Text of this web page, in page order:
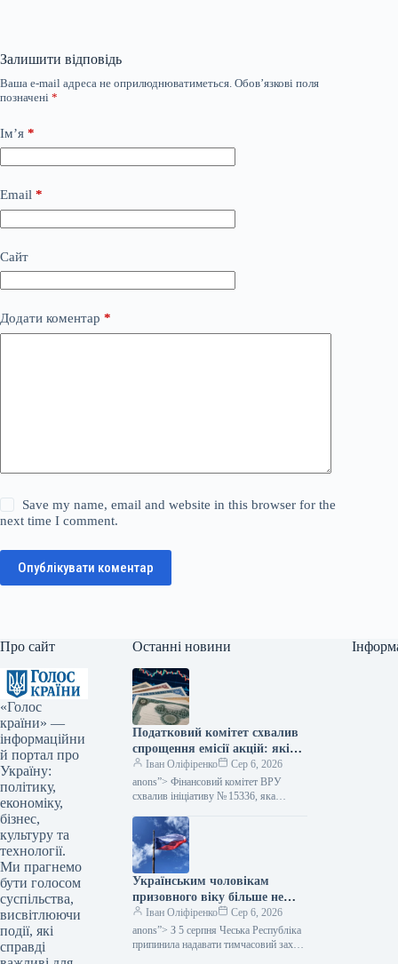
Залишити відповідь
Ваша e-mail адреса не оприлюднюватиметься. Обов’язкові поля
позначені *
Ім’я *
Email *
Сайт
Додати коментар *
Save my name, email and website in this browser for the
next time I comment.
Опублікувати коментар
Про сайт
«Голос
країни» —
інформаційни
й портал про
Україну:
політику,
економіку,
бізнес,
культуру та
технології.
Ми прагнемо
бути голосом
суспільства,
висвітлюючи
події, які
справді
Останні новини
Податковий комітет схвалив
спрощення емісії акцій: які
зміни очікуються — Мінфін
Іван Оліфіренко
Сер 6, 2026
anons”> Фінансовий комітет ВРУ
схвалив ініціативу № 15336, яка
цінних паперів. Цей акт покликаний
скоротити бюрократичні перешкоди,…
Українським чоловікам
призовного віку більше не
надається тимчасовий захист
у Чехії, згідно з даними
Міністерства фінансів.
Іван Оліфіренко
Сер 6, 2026
anons”> З 5 серпня Чеська Республіка
припинила надавати тимчасовий захист